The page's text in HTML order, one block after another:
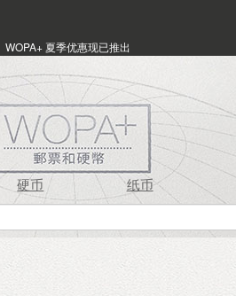
WOPA+ 夏季优惠现已推出
硬币 纸币